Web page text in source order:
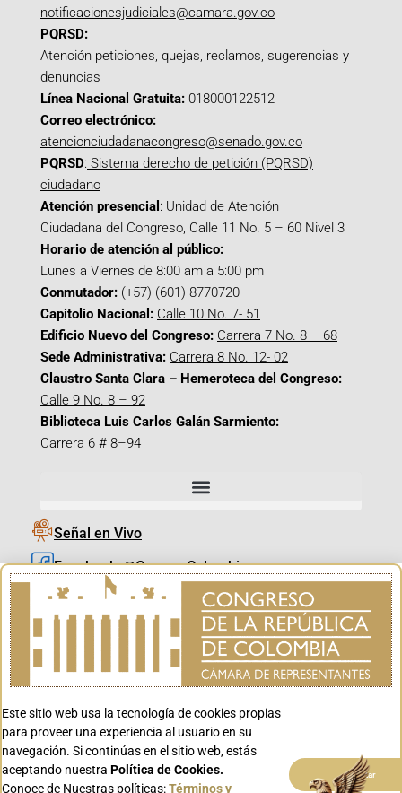
notificacionesjudiciales@camara.gov.co
PQRSD:
Atención peticiones, quejas, reclamos, sugerencias y
denuncias
Línea Nacional Gratuita: 018000122512
Correo electrónico:
atencionciudadanacongreso@senado.gov.co
PQRSD: Sistema derecho de petición (PQRSD)
ciudadano
Atención presencial : Unidad de Atención
Ciudadana del Congreso, Calle 11 No. 5 – 60 Nivel 3
Horario de atención al público:
Lunes a Viernes de 8:00 am a 5:00 pm
Conmutador: (+57) (601) 8770720
Capitolio Nacional: Calle 10 No. 7- 51
Edificio Nuevo del Congreso: Carrera 7 No. 8 – 68
Sede Administrativa: Carrera 8 No. 12- 02
Claustro Santa Clara – Hemeroteca del Congreso:
Calle 9 No. 8 – 92
Biblioteca Luis Carlos Galán Sarmiento:
Carrera 6 # 8–94
Señal en Vivo
Facebook_@CamaraColombia
Instagram_@CamaraColombia
X_@CamaraColombia
Youtube_@CamaraColombia
Youtube_@CanalCongreso
Este sitio web usa la tecnología de cookies propias
para proveer una experiencia al usuario en su
navegación. Si continúas en el sitio web, estás
aceptando nuestra Política de Cookies.
Conoce de Nuestras políticas:Términos y
Aceptar